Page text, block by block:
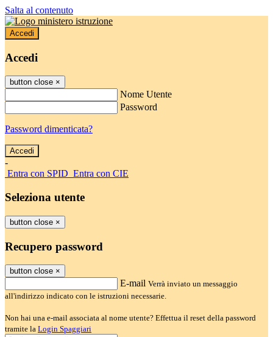
Salta al contenuto
Accedi
Accedi
button close ×
Nome Utente
Password
Password dimenticata?
-
Entra con SPID Entra con CIE
Seleziona utente
button close ×
Recupero password
button close ×
E-mail Verrà inviato un messaggio
all'indirizzo indicato con le istruzioni necessarie.
Non hai una e-mail associata al nome utente? Effettua il reset della password
tramite la Login Spaggiari